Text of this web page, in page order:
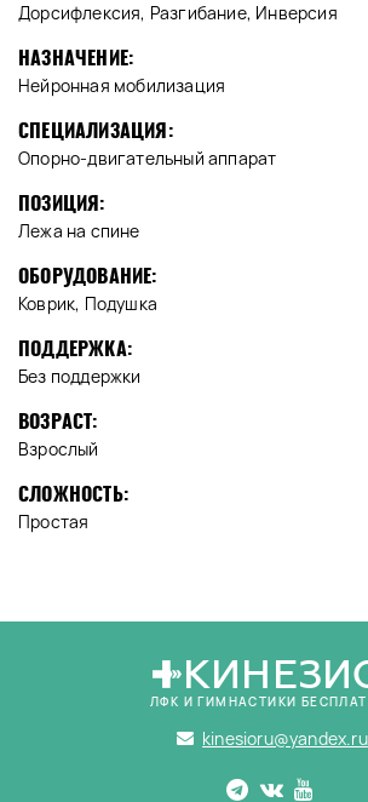
Дорсифлексия, Разгибание, Инверсия
НАЗНАЧЕНИЕ:
Нейронная мобилизация
СПЕЦИАЛИЗАЦИЯ:
Опорно-двигательный аппарат
ПОЗИЦИЯ:
Лежа на спине
ОБОРУДОВАНИЕ:
Коврик, Подушка
ПОДДЕРЖКА:
Без поддержки
ВОЗРАСТ:
Взрослый
СЛОЖНОСТЬ:
Простая
ЛФК И ГИМНАСТИКИ
kinesioru@yandex.ru